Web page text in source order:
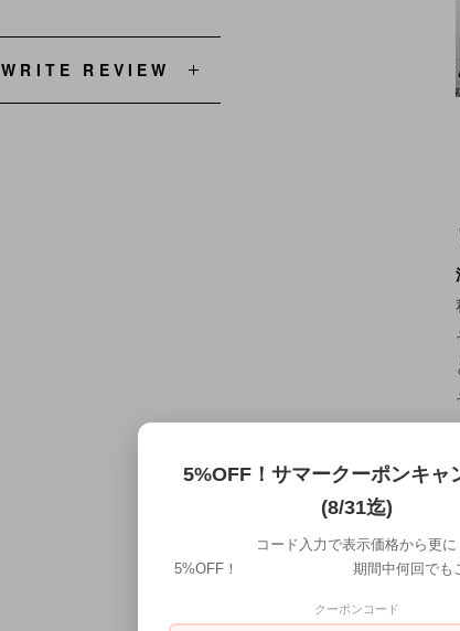
WRITE REVIEW
5%OFF！サマークーポンキャ
(8/31迄)
コード入力で表示価格から更に
5%OFF！ 期間中何回でもご利
クーポンコード